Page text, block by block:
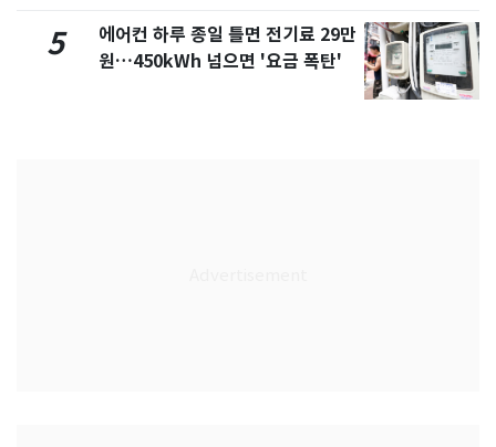
5
에어컨 하루 종일 틀면 전기료 29만
원…450kWh 넘으면 '요금 폭탄'